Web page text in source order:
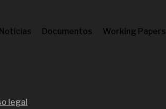
Noticias Documentos Working Papers
legal